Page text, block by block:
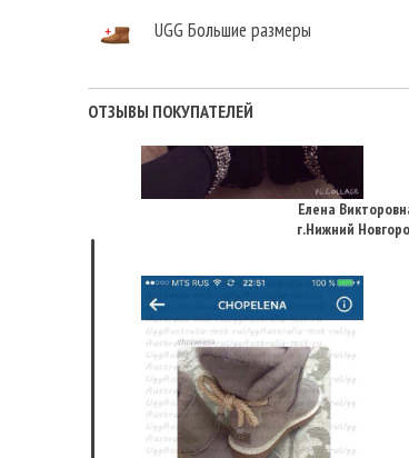
UGG Большие размеры
ОТЗЫВЫ ПОКУПАТЕЛЕЙ
Елена Викторовна
г.Нижний Новгород